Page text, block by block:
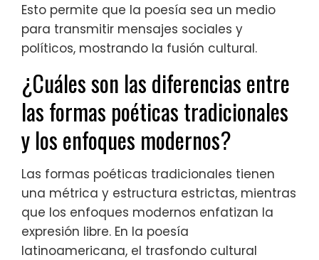
Esto permite que la poesía sea un medio
para transmitir mensajes sociales y
políticos, mostrando la fusión cultural.
¿Cuáles son las diferencias entre
las formas poéticas tradicionales
y los enfoques modernos?
Las formas poéticas tradicionales tienen
una métrica y estructura estrictas, mientras
que los enfoques modernos enfatizan la
expresión libre. En la poesía
latinoamericana, el trasfondo cultural